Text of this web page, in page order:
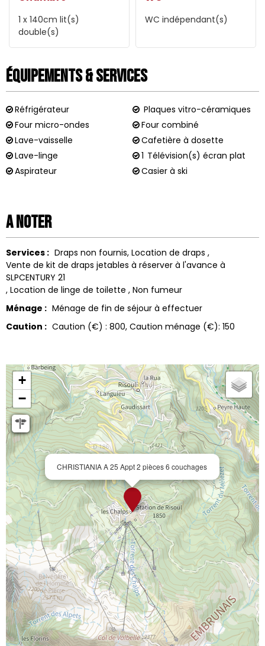
1 x 140cm lit(s)
double(s)
WC indépendant(s)
Équipements & Services
Réfrigérateur
Plaques vitro-céramiques
Four micro-ondes
Four combiné
Lave-vaisselle
Cafetière à dosette
Lave-linge
1 Télévision(s) écran plat
Aspirateur
Casier à ski
A noter
Services : Draps non fournis Location de draps
Vente de kit de draps jetables à réserver à l'avance à
SLPCENTURY 21
Location de linge de toilette
Non fumeur
Ménage : Ménage de fin de séjour à effectuer
Caution : Caution (€) : 800 Caution ménage (€): 150
CHRISTIANIA A 25 Appt 2 pièces 6 couchages
+
−